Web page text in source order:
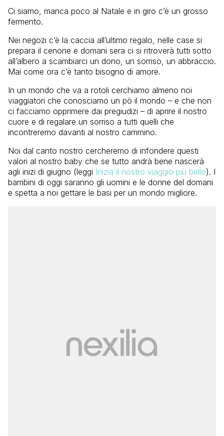
Ci siamo, manca poco al Natale e in giro c’è un grosso
fermento.
Nei negozi c’è la caccia all’ultimo regalo, nelle case si
prepara il cenone e domani sera ci si ritroverà tutti sotto
all’albero a scambiarci un dono, un sorriso, un abbraccio.
Mai come ora c’è tanto bisogno di amore.
In un mondo che va a rotoli cerchiamo almeno noi
viaggiatori che conosciamo un pò il mondo – e che non
ci facciamo opprimere dai pregiudizi – di aprire il nostro
cuore e di regalare un sorriso a tutti quelli che
incontreremo davanti al nostro cammino.
Noi dal canto nostro cercheremo di infondere questi
valori al nostro baby che se tutto andrà bene nascerà
agli inizi di giugno (leggi Inizia il nostro viaggio più bello). I
bambini di oggi saranno gli uomini e le donne del domani
e spetta a noi gettare le basi per un mondo migliore.